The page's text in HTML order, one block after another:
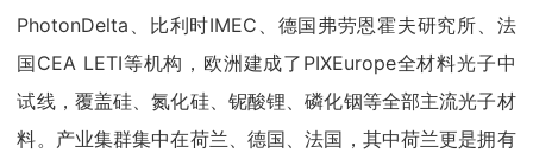
PhotonDelta、比利时IMEC、德国弗劳恩霍夫研究所、法
国CEA LETI等机构，欧洲建成了PIXEurope全材料光子中
试线，覆盖硅、氮化硅、铌酸锂、磷化铟等全部主流光子材
料。产业集群集中在荷兰、德国、法国，其中荷兰更是拥有